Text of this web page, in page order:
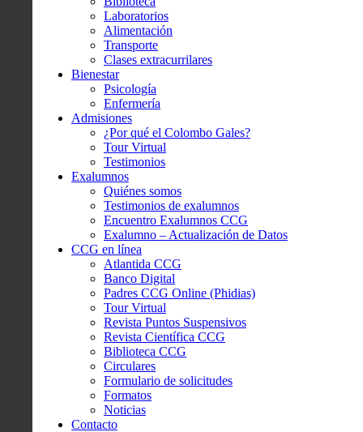
Laboratorios
Alimentación
Transporte
Clases extracurrilares
Bienestar
Psicología
Enfermería
Admisiones
¿Por qué el Colombo Gales?
Tour Virtual
Testimonios
Exalumnos
Quiénes somos
Testimonios de exalumnos
Encuentro Exalumnos CCG
Exalumno – Actualización de Datos
CCG en línea
Atlantida CCG
Banco Digital
Padres CCG Online (Phidias)
Tour Virtual
Revista Puntos Suspensivos
Revista Científica CCG
Biblioteca CCG
Circulares
Formulario de solicitudes
Formatos
Noticias
Contacto